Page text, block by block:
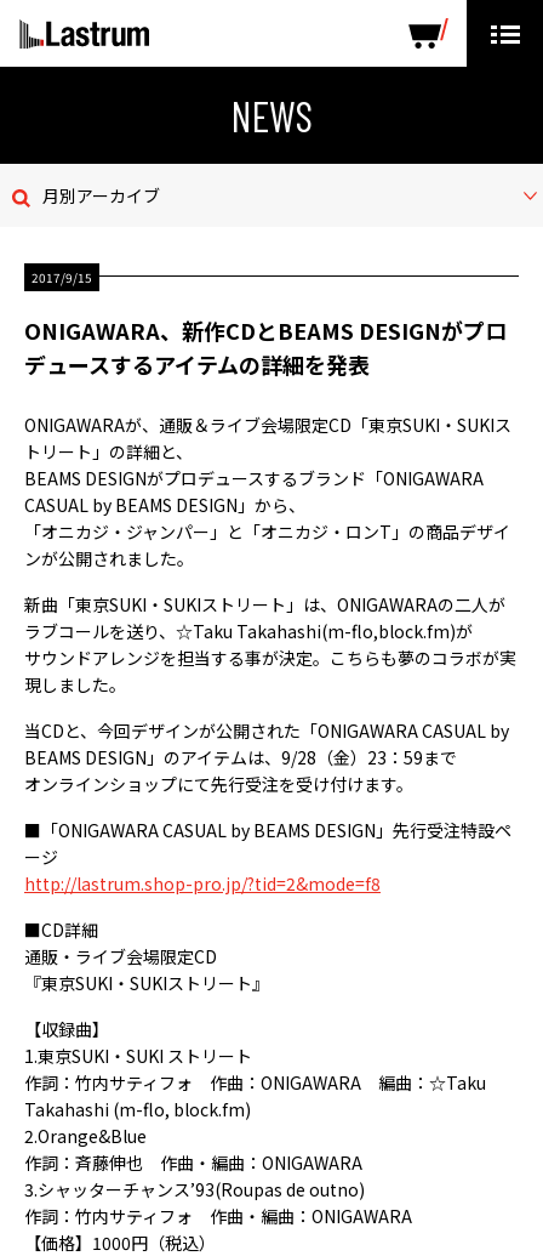
LABEL PRODUCTS
お問い合わせ
デモテープ
プライバシーポリシー
ENGLISH PAGE
NEWS
月別アーカイブ
2017/9/15
ONIGAWARA、新作CDとBEAMS DESIGNがプロ
デュースするアイテムの詳細を発表
ONIGAWARAが、通販＆ライブ会場限定CD「東京SUKI・SUKIス
トリート」の詳細と、
BEAMS DESIGNがプロデュースするブランド「ONIGAWARA
CASUAL by BEAMS DESIGN」から、
「オニカジ・ジャンパー」と「オニカジ・ロンT」の商品デザイ
ンが公開されました。
新曲「東京SUKI・SUKIストリート」は、ONIGAWARAの二人が
ラブコールを送り、☆Taku Takahashi(m-flo,block.fm)が
サウンドアレンジを担当する事が決定。こちらも夢のコラボが実
現しました。
当CDと、今回デザインが公開された「ONIGAWARA CASUAL by
BEAMS DESIGN」のアイテムは、9/28（金）23：59まで
オンラインショップにて先行受注を受け付けます。
■「ONIGAWARA CASUAL by BEAMS DESIGN」先行受注特設ペ
ージ
http://lastrum.shop-pro.jp/?tid=2&mode=f8
■CD詳細
通販・ライブ会場限定CD
『東京SUKI・SUKIストリート』
【収録曲】
1.東京SUKI・SUKI ストリート
作詞：竹内サティフォ 作曲：ONIGAWARA 編曲：☆Taku
Takahashi (m-flo, block.fm)
2.Orange&Blue
作詞：斉藤伸也 作曲・編曲：ONIGAWARA
3.シャッターチャンス’93(Roupas de outno)
作詞：竹内サティフォ 作曲・編曲：ONIGAWARA
【価格】1000円（税込）